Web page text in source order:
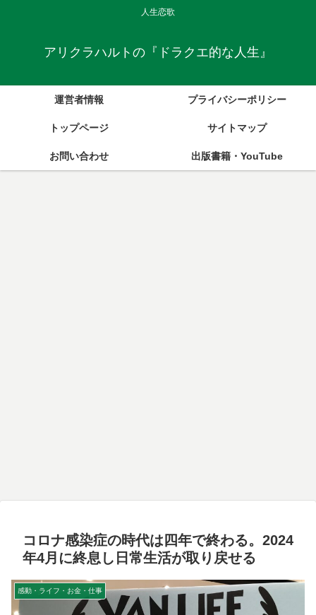
人生恋歌
アリクラハルトの『ドラクエ的な人生』
運営者情報 プライバシーポリシー
トップページ サイトマップ
お問い合わせ 出版書籍・YouTube
コロナ感染症の時代は四年で終わる。2024
年4月に終息し日常生活が取り戻せる
感動・ライフ・お金・仕事